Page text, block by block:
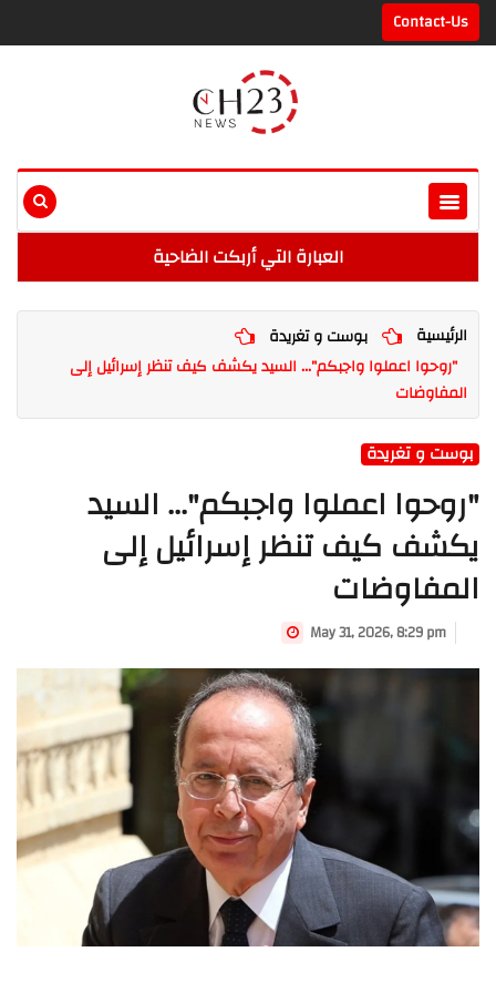
Contact-Us
العبارة التي أربكت الضاحية
الرئيسية
بوست و تغريدة
"روحوا اعملوا واجبكم"... السيد يكشف كيف تنظر إسرائيل إلى
المفاوضات
بوست و تغريدة
"روحوا اعملوا واجبكم"... السيد
يكشف كيف تنظر إسرائيل إلى
المفاوضات
May 31, 2026, 8:29 pm